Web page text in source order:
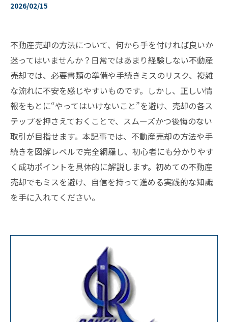
2026/02/15
不動産売却の方法について、何から手を付ければ良いか
迷ってはいませんか？日常ではあまり経験しない不動産
売却では、必要書類の準備や手続きミスのリスク、複雑
な流れに不安を感じやすいものです。しかし、正しい情
報をもとに“やってはいけないこと”を避け、売却の各ス
テップを押さえておくことで、スムーズかつ後悔のない
取引が目指せます。本記事では、不動産売却の方法や手
続きを図解レベルで完全網羅し、初心者にも分かりやす
く成功ポイントを具体的に解説します。初めての不動産
売却でもミスを避け、自信を持って進める実践的な知識
を手に入れてください。